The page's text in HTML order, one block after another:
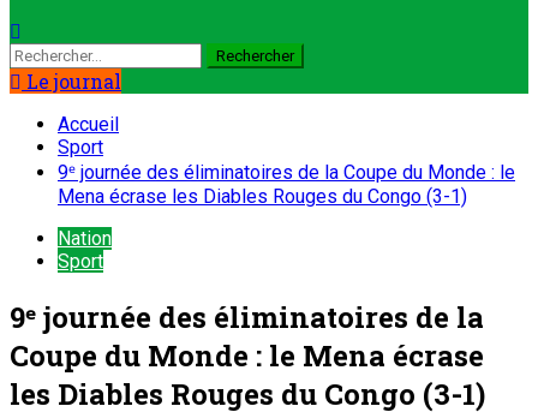
9ᵉ journée des éliminatoires de la
Coupe du Monde : le Mena écrase
les Diables Rouges du Congo (3-1)
Partager vers les réseaux
Dans le cadre des éliminatoires de la Coupe du Monde, le